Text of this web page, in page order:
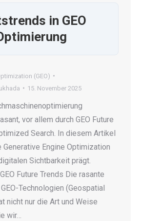
in GEO
(GEO)
15. November 2025
vor allem durch GEO Future
Search. In diesem Artikel
Generative Engine Optimization
Sichtbarkeit prägt.
Future Trends Die rasante
Technologien (Geospatial
nicht nur die Art und Weise
wir…